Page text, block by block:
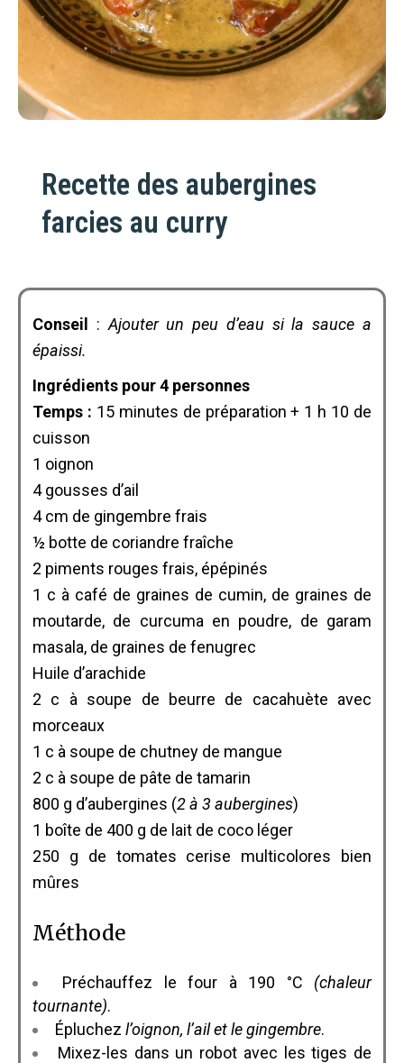
Recette des aubergines
farcies au curry
Conseil : Ajouter un peu d’eau si la sauce a
épaissi.
Ingrédients pour 4 personnes
Temps : 15 minutes de préparation + 1 h 10 de
cuisson
1 oignon
4 gousses d’ail
4 cm de gingembre frais
½ botte de coriandre fraîche
2 piments rouges frais, épépinés
1 c à café de graines de cumin, de graines de
moutarde, de curcuma en poudre, de garam
masala, de graines de fenugrec
Huile d’arachide
2 c à soupe de beurre de cacahuète avec
morceaux
1 c à soupe de chutney de mangue
2 c à soupe de pâte de tamarin
800 g d’aubergines (2 à 3 aubergines)
1 boîte de 400 g de lait de coco léger
250 g de tomates cerise multicolores bien
mûres
Méthode
Préchauffez le four à 190 °C (chaleur
tournante).
Épluchez l’oignon, l’ail et le gingembre.
Mixez-les dans un robot avec les tiges de